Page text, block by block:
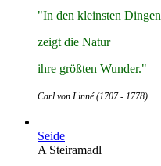
"In den kleinsten Dingen
zeigt die Natur
ihre größten Wunder."
Carl von Linné (1707 - 1778)
Seide
A Steiramadl